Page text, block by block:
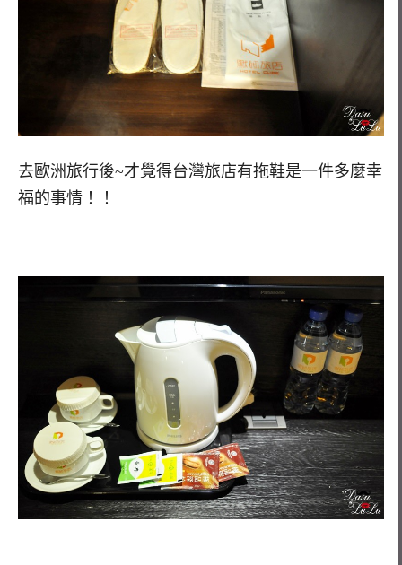
去歐洲旅行後~才覺得台灣旅店有拖鞋是一件多麼幸
福的事情！！